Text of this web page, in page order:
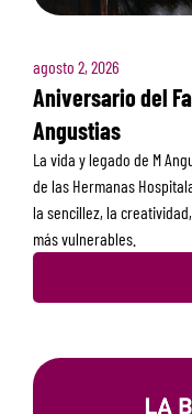
agosto 2, 2026
Aniversario del
Angustias
La vida y legado de M
de las Hermanas
la sencillez, la
más vulnerables.